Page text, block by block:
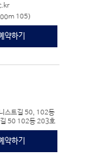
105)
약하기
스트길 50, 102동
길 50 102동 203호
약하기